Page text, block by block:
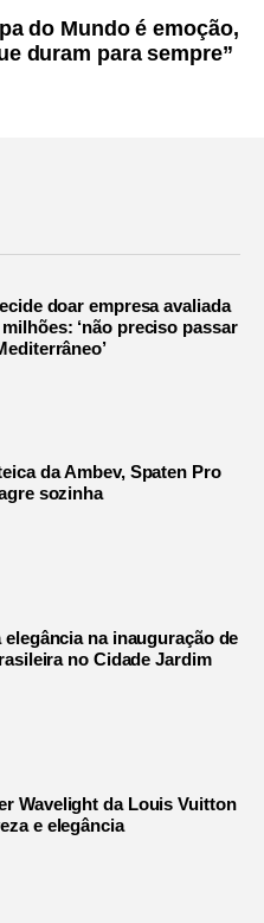
do Mundo é emoção,
duram para sempre”
doar empresa avaliada
milhões: ‘não preciso passar
da Ambev, Spaten Pro
sozinha
elegância na inauguração de
no Cidade Jardim
Wavelight da Louis Vuitton
e elegância